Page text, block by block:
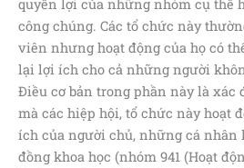
quyền lợi của những nhóm cụ thể
công chúng. Các tổ chức này
viên nhưng hoạt động của họ có
lại lợi ích cho cả những người
Điều cơ bản trong phần này là
mà các hiệp hội, tổ chức này hoạt
ích của người chủ, những cá nhân
đồng khoa học (nhóm 941 (Hoạt